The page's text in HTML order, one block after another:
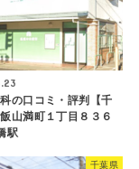
の口コミ・評判【千
山満町１丁目８３６
駅
千葉県